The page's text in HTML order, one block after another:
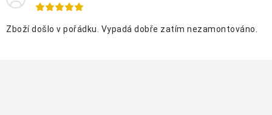
Zboží došlo v pořádku. Vypadá dobře zatím nezamontováno.